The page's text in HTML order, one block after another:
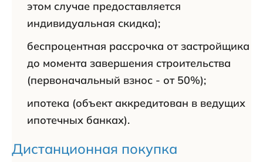
этом случае предоставляется
индивидуальная скидка);
беспроцентная рассрочка от застройщика
до момента завершения строительства
(первоначальный взнос - от 50%);
ипотека (объект аккредитован в ведущих
ипотечных банках).
Дистанционная покупка